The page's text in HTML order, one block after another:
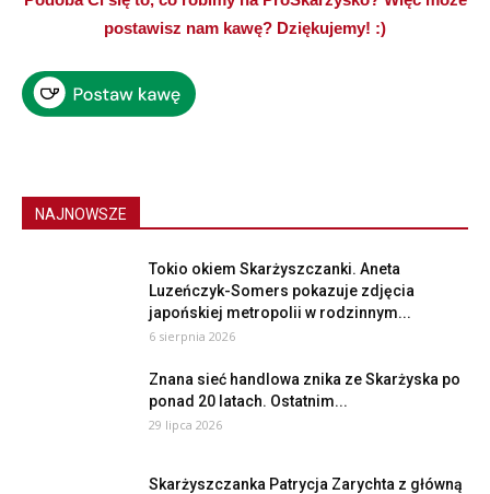
postawisz nam kawę? Dziękujemy! :)
NAJNOWSZE
Tokio okiem Skarżyszczanki. Aneta
Luzeńczyk-Somers pokazuje zdjęcia
japońskiej metropolii w rodzinnym...
6 sierpnia 2026
Znana sieć handlowa znika ze Skarżyska po
ponad 20 latach. Ostatnim...
29 lipca 2026
Skarżyszczanka Patrycja Zarychta z główną